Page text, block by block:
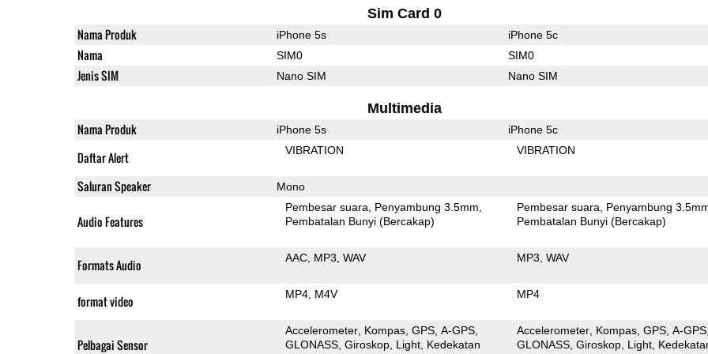
Sim Card 0
Nama Produk iPhone 5s iPhone 5c
Nama SIM0 SIM0
Jenis SIM Nano SIM Nano SIM
Multimedia
Nama Produk iPhone 5s iPhone 5c
Daftar Alert VIBRATION VIBRATION
Saluran Speaker Mono
Audio Features
Pembesar suara
Penyambung 3.5mm
Pembatalan Bunyi (Bercakap)
Pembesar suara
Penyambung
Pembatalan Bunyi (Bercakap)
Formats Audio AAC MP3 WAV MP3 WAV
format video MP4 M4V MP4
Pelbagai Sensor
Accelerometer Kompas GPS A-GPS
GLONASS Giroskop Light Kedekatan
Accelerometer Kompas GPS A-GPS
GLONASS Giroskop Light